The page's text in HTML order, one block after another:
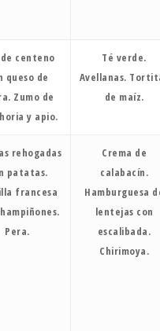
de centeno
queso de
Zumo de
y apio.
Té verde.
Avellanas.
de maíz.
rehogadas
patatas.
francesa
Pera.
Crema de
calabacín.
Hamburguesa
lentejas con
escalibada.
Chirimoya.